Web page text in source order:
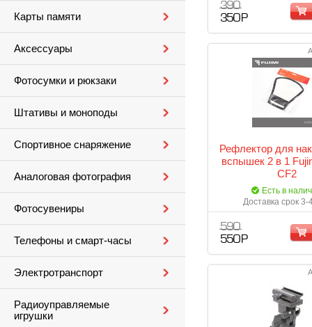
Карты памяти
Аксессуары
Фотосумки и рюкзаки
Штативы и моноподы
Спортивное снаряжение
Аналоговая фотография
Фотосувениры
Телефоны и смарт-часы
Электротранспорт
Радиоуправляемые
игрушки
390
350 Р
Рефлектор для
вспышек 2 в 1
CF2
Есть в
Доставка срок 3-
590
550 Р